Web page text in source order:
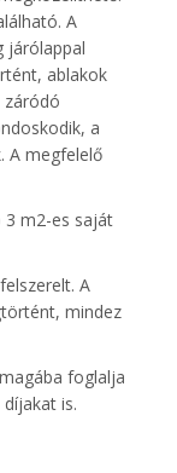
A
járólappal
ablakok
a
A megfelelő
3 m2-es saját
A
mindez
foglalja
is.